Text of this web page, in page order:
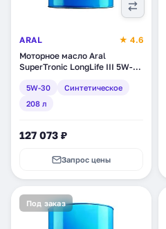
ARAL
★ 4.6
Моторное масло Aral
SuperTronic LongLife III 5W-
(20470)
5W-30
Синтетическое
208 л
127 073 ₽
Запрос цены
Под заказ